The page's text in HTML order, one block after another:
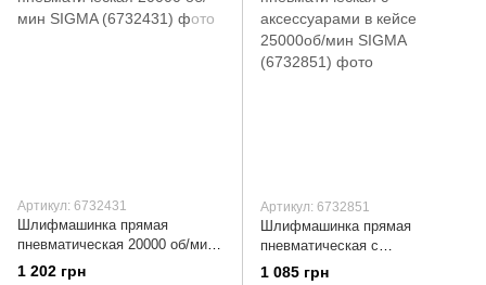
Артикул: 6732431
Шлифмашинка прямая
пневматическая 20000 об/мин
SIGMA (6732431)
1 202 грн
Артикул: 6732851
Шлифмашинка прямая
пневматическая с
аксессуарами в кейсе 25000об/
1 085 грн